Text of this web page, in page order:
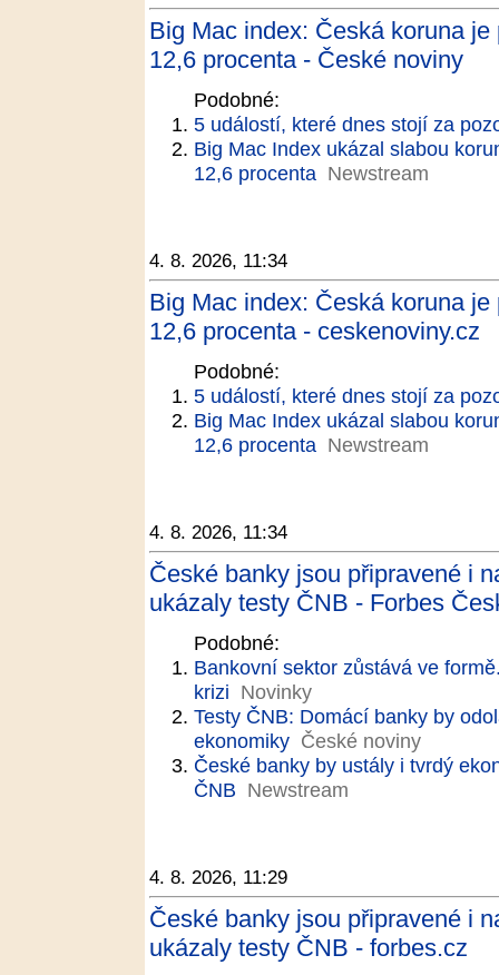
Big Mac index: Česká koruna
12,6 procenta - České noviny
Podobné:
5 událostí, které dnes stojí za
Big Mac Index ukázal slabou
12,6 procenta Newstream
4. 8. 2026, 11:34
Big Mac index: Česká koruna
12,6 procenta - ceskenoviny.cz
Podobné:
5 událostí, které dnes stojí za
Big Mac Index ukázal slabou
12,6 procenta Newstream
4. 8. 2026, 11:34
České banky jsou připravené i
ukázaly testy ČNB - Forbes
Podobné:
Bankovní sektor zůstává ve
krizi Novinky
Testy ČNB: Domácí banky by
ekonomiky České noviny
České banky by ustály i tvrdý
ČNB Newstream
4. 8. 2026, 11:29
České banky jsou připravené i
ukázaly testy ČNB - forbes.cz